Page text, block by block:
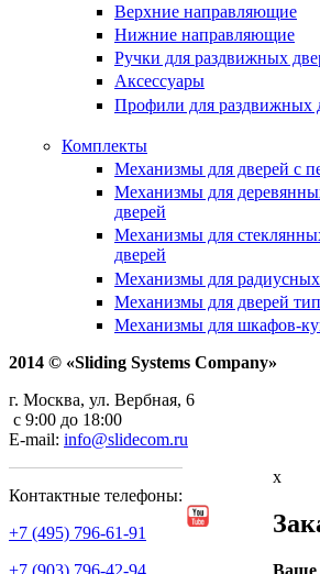
Верхние направляющие
Нижние направляющие
Ручки для раздвижных
Аксессуары
Профили для раздвижных
Комплекты
Механизмы для дверей с
Механизмы для
дверей
Механизмы для
дверей
Механизмы для радиусных
Механизмы для дверей
Механизмы для шкафов-
2014 © «Sliding Systems Company»
г. Москва, ул. Вербная, 6
с 9:00 до 18:00
E-mail: info@slidecom.ru
Контактные телефоны:
+7 (495) 796-61-91
+7 (903) 796-42-94
x
Ваше